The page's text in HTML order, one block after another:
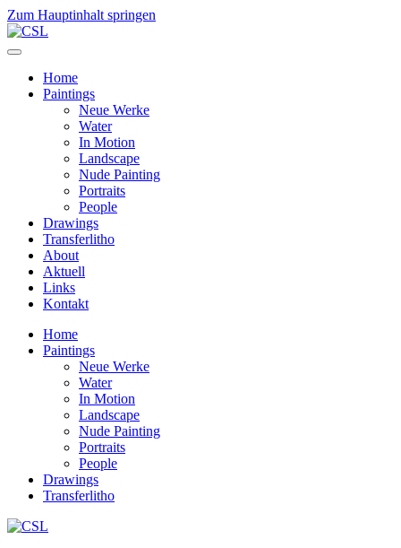
Zum Hauptinhalt springen
Home
Paintings
Neue Werke
Water
In Motion
Landscape
Nude Painting
Portraits
People
Drawings
Transferlitho
About
Aktuell
Links
Kontakt
Home
Paintings
Neue Werke
Water
In Motion
Landscape
Nude Painting
Portraits
People
Drawings
Transferlitho